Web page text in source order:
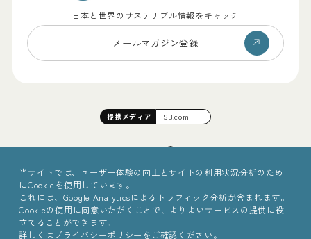
日本と世界のサステナブル情報をキャッチ
メールマガジン登録
提携メディア SB.com
当サイトでは、ユーザー体験の向上とサイトの利用状況分析のため
にCookieを使用しています。
これには、Google Analyticsによるトラフィック分析が含まれます。
Cookieの使用に同意いただくことで、よりよいサービスの提供に役
立てることができます。
詳しくはプライバシーポリシー をご確認ください。